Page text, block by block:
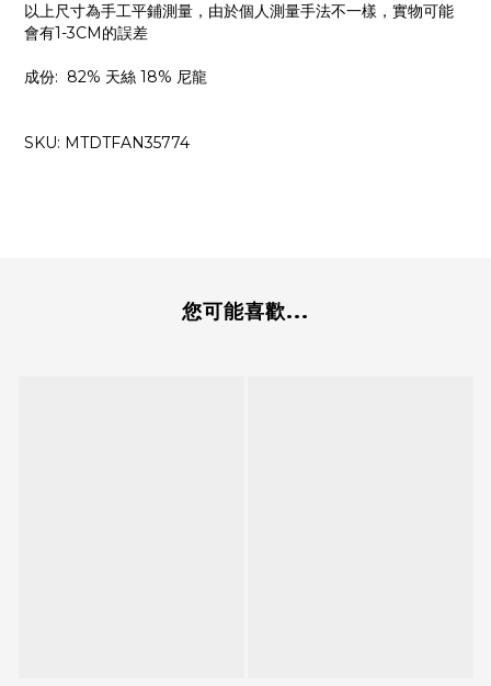
以上尺寸為手工平鋪測量，由於個人測量手法不一樣，實物可能
會有1-3CM 的誤差
成份: 82% 天絲 18% 尼龍
SKU: MTDTFAN35774
您可能喜歡...